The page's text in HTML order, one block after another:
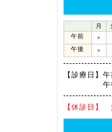
月
午前
●
午後
●
【診療日】
【休診日】